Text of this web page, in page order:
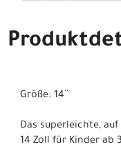
Größe: 14``
Das superleichte,
14 Zoll für Kinder ab